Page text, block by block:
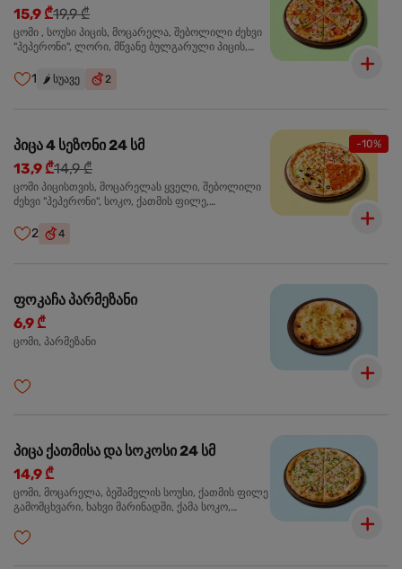
15,9 ₾19,9 ₾
ცომი , სოუსი პიცის, მოცარელა, შებოლილი ძეხვი
"პეპერონი", ლორი, მწვანე ბულგარული პიცის,
1 🌶️ სუავე 2
-10%
პიცა 4 სეზონი 24 სმ
13,9 ₾14,9 ₾
ცომი პიცისთვის, მოცარელას ყველი, შებოლილი
ძეხვი "პეპერონი", სოკო, ქათმის ფილე,
2 4
ფოკაჩა პარმეზანი
6,9 ₾
ცომი, პარმეზანი
პიცა ქათმისა და სოკოსი 24 სმ
14,9 ₾
ცომი, მოცარელა, ბეშამელის სოუსი, ქათმის ფილე
გამომცხვარი, ხახვი მარინადში, ქამა სოკო,